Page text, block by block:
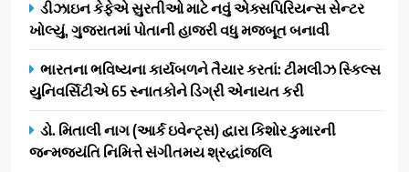
ડીઝાઇન કેફેએ સુરતીઓ માટે નવું એક્સપિરિયન્સ સેન્ટર
ખોલ્યું, ગુજરાતમાં પોતાની હાજરી વધુ મજબૂત બનાવી
ભારતના ભવિષ્યના કાર્યબળને તૈયાર કરતાં: ટીમલીઝ સ્કિલ્સ
યુનિવર્સિટીએ 65 સ્નાતકોને ડિગ્રી એનાયત કરી
ડો. મિતાલી નાગ (આર્ક ઇવેન્ટ્સ) દ્વારા કિશોર કુમારની
જન્મજયંતિ નિમિત્તે સંગીતમય શ્રદ્ધાંજલિ